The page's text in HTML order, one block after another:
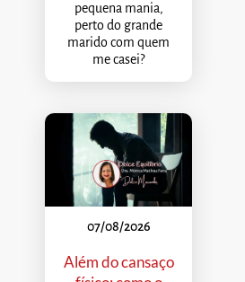
pequena mania,
perto do grande
marido com quem
me casei?
07/08/2026
Além do cansaço